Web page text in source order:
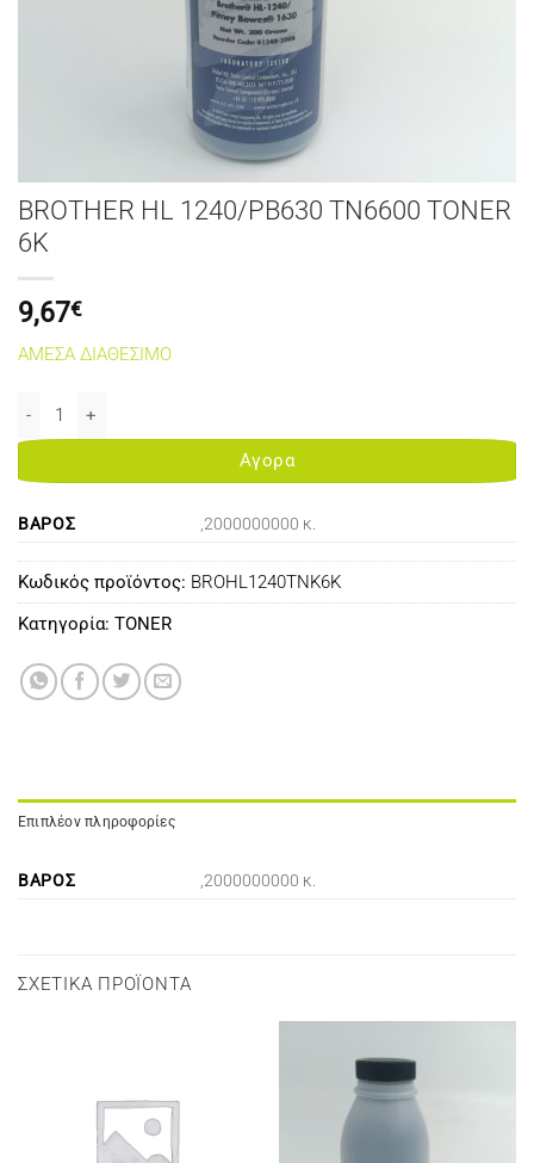
BROTHER HL 1240/PB630 TN6600 TONER
6K
9,67€
ΑΜΕΣΑ ΔΙΑΘΕΣΙΜΟ
BROTHER HL 1240/PB630 TN6600 TONER 6K ποσότητα
Αγορα
ΒΆΡΟΣ ,2000000000 κ.
Κωδικός προϊόντος: BROHL1240TNK6K
Κατηγορία: TONER
Επιπλέον πληροφορίες
ΒΆΡΟΣ ,2000000000 κ.
ΣΧΕΤΙΚΆ ΠΡΟΪΌΝΤΑ